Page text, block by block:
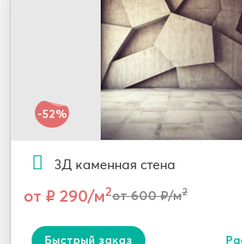
-52%
3Д каменная стена
от ₽ 290/м2от 600 ₽/м2
Быстрый заказ